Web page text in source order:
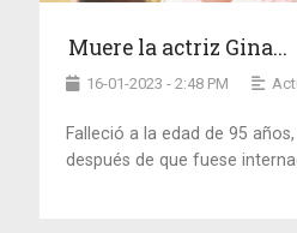
Muere la actriz Gina...
16-01-2023 - 2:48 PM
Falleció a la edad de 95
después de que fuese